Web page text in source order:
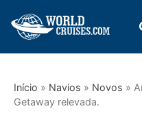
Início » Navios » Novos »
Getaway relevada.